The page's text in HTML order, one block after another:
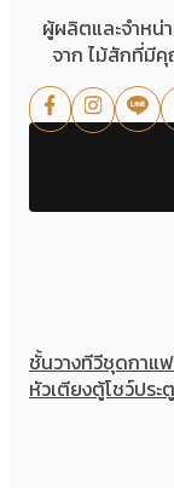
ผู้ผลิตและจำหน่
จาก ไม้สักที่มี
ชั้นวางทีวีชุดกาแ
หัวเตียงตู้โชว์ประตู